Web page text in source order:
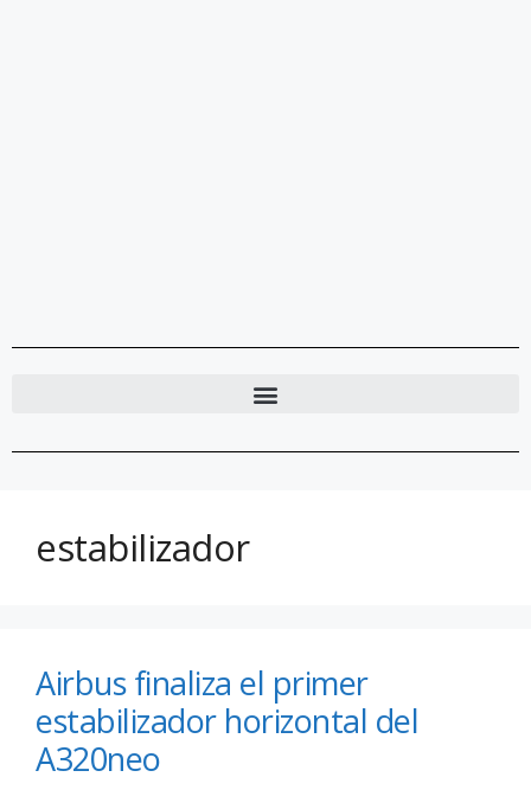
estabilizador
Airbus finaliza el primer
estabilizador horizontal del
A320neo